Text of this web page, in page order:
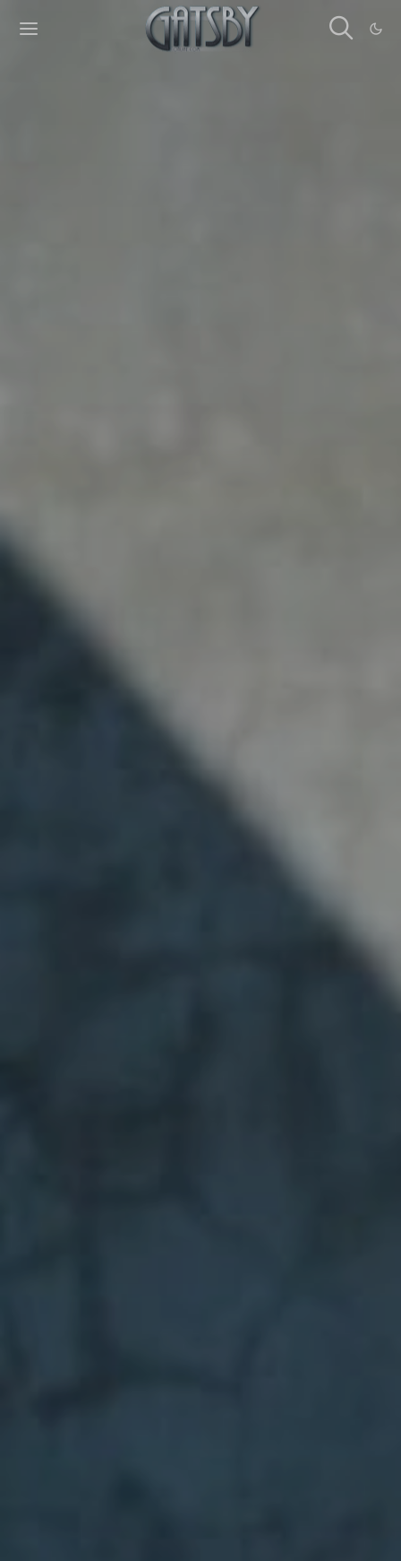
Cookies management panel